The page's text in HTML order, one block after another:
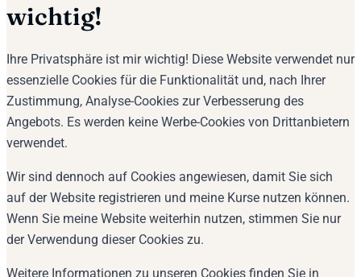
wichtig!
Ihre Privatsphäre ist mir wichtig! Diese Website verwendet nur
essenzielle Cookies für die Funktionalität und, nach Ihrer
Zustimmung, Analyse-Cookies zur Verbesserung des
Angebots. Es werden keine Werbe-Cookies von Drittanbietern
verwendet.
Wir sind dennoch auf Cookies angewiesen, damit Sie sich
auf der Website registrieren und meine Kurse nutzen können.
Wenn Sie meine Website weiterhin nutzen, stimmen Sie nur
der Verwendung dieser Cookies zu.
Weitere Informationen zu unseren Cookies finden Sie in